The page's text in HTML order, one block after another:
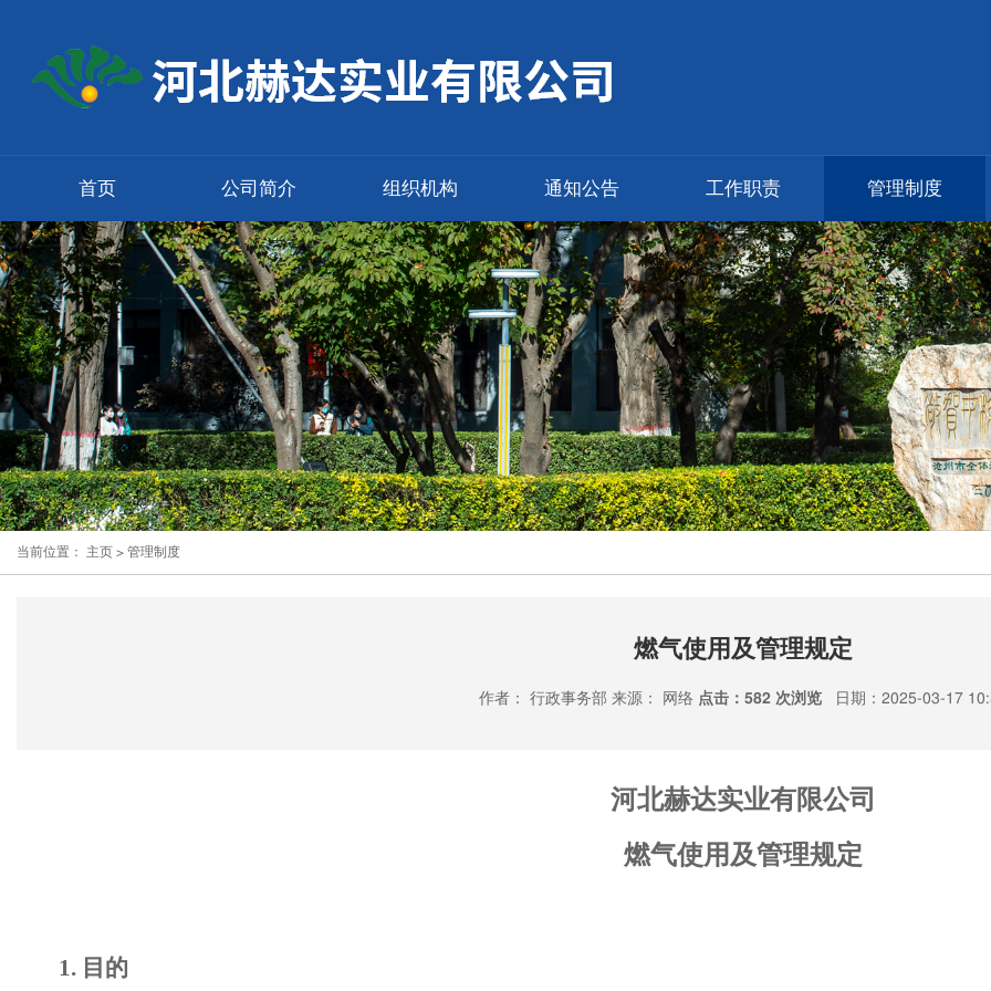
首页 公司简介 组织机构 通知公告 工作职责 管理制度
当前位置： 主页 > 管理制度
燃气使用及管理规定
作者： 行政事务部 来源： 网络 点击： 582 次浏览 日期：2025-03-17
河北赫达实业有限公司
燃气使用及管理规定
1. 目的